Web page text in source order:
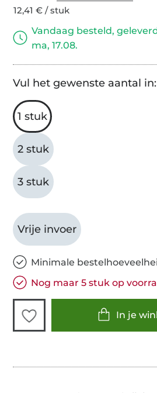
12,41 € / stuk
Vandaag besteld,
ma, 17.08.
Vul het gewenste aantal in:
1 stuk
2 stuk
3 stuk
Vrije invoer
Minimale
Nog maar 5 stuk op
In je